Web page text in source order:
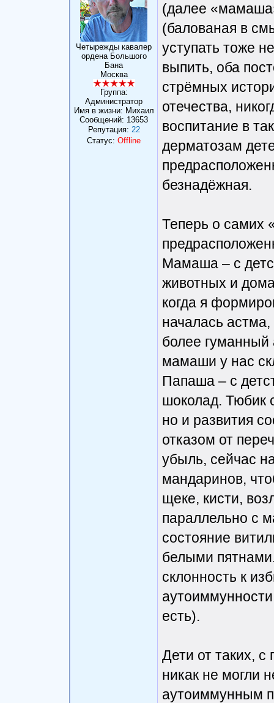
Четырежды кавалер
ордена Большого
Бана
Москва
Группа:
Администратор
Имя в жизни: Михаил
Сообщений: 13653
Репутация: 22
Статус: Offline
(далее
(балованая в
уступать тоже
выпить, оба
стрёмных
отечества,
воспитание в
дерматозам
безнадёжная.
Теперь о самих
Мамаша – с
животных и
когда я
началась
более гуманный
мамаши у нас
Папаша – с
шоколад. Тюбик
но и развития
отказом от
убыль, сейчас
мандаринов,
щеке, кисти,
параллельно с
состояние
белыми
склонность к
есть).
Дети от таких, с
никак не могли
аутоиммунным